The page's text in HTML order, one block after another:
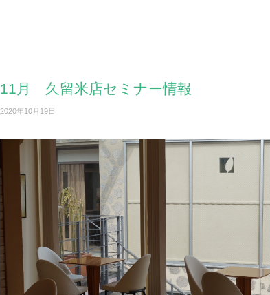
11月 久留米店セミナー情報
2020年10月19日